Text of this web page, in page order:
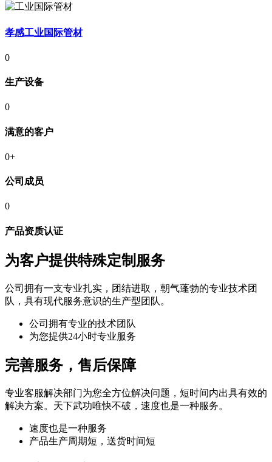
孝感工业国际管材
0
生产设备
0
满意的客户
0+
公司成员
0
产品资质认证
为客户提供特殊定制服务
公司拥有一支专业扎实，团结进取，朝气蓬勃的专业技术团
队，具有现代服务意识的生产型团队。
公司拥有专业的技术团队
为您提供24小时专业服务
完善服务，售后保障
专业客服解决部门为您全方位解决问题，短时间内出具有效的
解决方案。天下武功唯快不破，速度也是一种服务。
速度也是一种服务
产品生产周期短，送货时间短